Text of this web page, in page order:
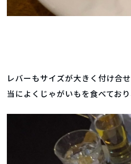
レバーもサイズが大きく付け合
当によくじゃがいもを食べてお